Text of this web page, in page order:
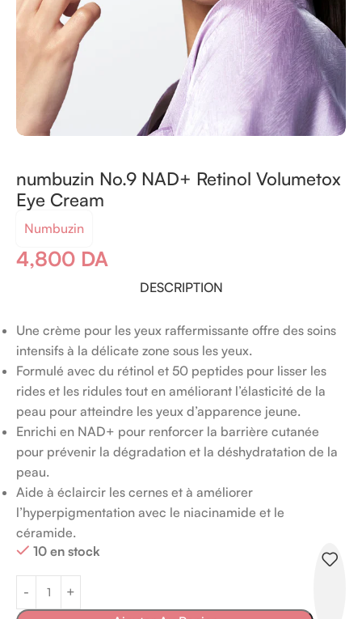
numbuzin No.9 NAD+ Retinol Volumetox
Eye Cream
Numbuzin
4,800 DA
DESCRIPTION
Une crème pour les yeux raffermissante offre des soins
intensifs à la délicate zone sous les yeux.
Formulé avec du rétinol et 50 peptides pour lisser les
rides et les ridules tout en améliorant l’élasticité de la
peau pour atteindre les yeux d’apparence jeune.
Enrichi en NAD+ pour renforcer la barrière cutanée
pour prévenir la dégradation et la déshydratation de la
peau.
Aide à éclaircir les cernes et à améliorer
l’hyperpigmentation avec le niacinamide et le
céramide.
10 en stock